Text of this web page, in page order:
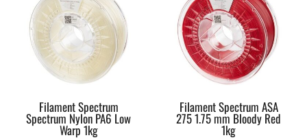
Filament Spectrum
Spectrum Nylon PA6 Low
Warp 1kg
Filament Spectrum ASA
275 1.75 mm Bloody Red
1kg